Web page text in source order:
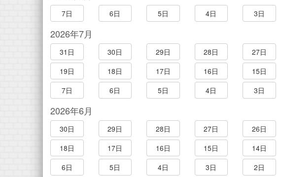
7日 6日 5日 4日 3日
2026年7月
31日 30日 29日 28日 27日
19日
18日 17日 16日 15日
7日
6日 5日 4日 3日
2026年6月
30日 29日 28日 27日 26日
18日
17日 16日 15日 14日
6日
5日 4日 3日 2日